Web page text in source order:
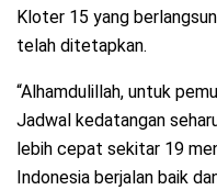
Kloter 15 yang
telah ditetapkan.
“Alhamdulillah, untuk
Jadwal kedatangan
lebih cepat sekitar 19
Indonesia berjalan baik